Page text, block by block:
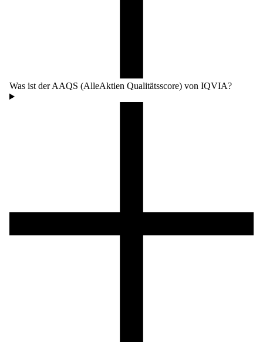
Was ist der AAQS (AlleAktien Qualitätsscore) von IQVIA?